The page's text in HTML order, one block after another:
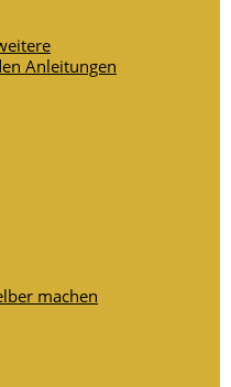
Anleitungen
machen